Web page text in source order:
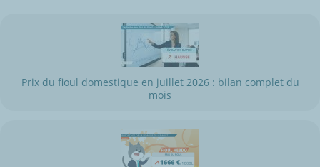
Prix du fioul domestique en juillet 2026 : bilan complet du
mois